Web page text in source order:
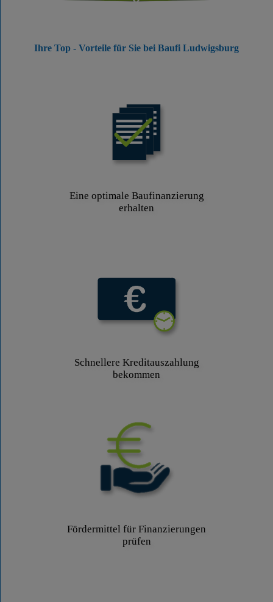
Ihre Top - Vorteile für Sie bei Baufi Ludwigsburg
Eine optimale Baufinanzierung
erhalten
Schnellere Kreditauszahlung
bekommen
Fördermittel für Finanzierungen
prüfen